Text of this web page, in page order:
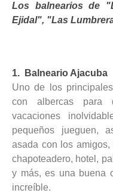
Los balnearios de "
Ejidal", "Las
1.
Balneario Ajacuba
Uno de los
con albercas para
vacaciones
pequeños jueguen,
asada con los
chapoteadero, hotel,
y más, es una buena
increíble.